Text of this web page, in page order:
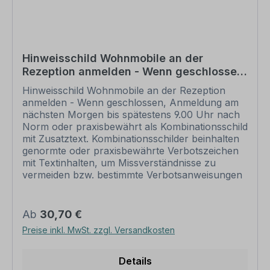
Firmenparkplätze u.a.
Unsere Parkplatzschilder und Halteverbotshinweise sind
in zahlreichen Varianten erhältlich und können auch in
einer reflektierenden Ausführung bezogen werden. Sie
wünschen diese Schilder in einer Variante, die wir nicht
führen, oder in einer anderen Größe? Fragen Sie uns. Wir
fertigen Halteverbotsschilder und Parkplatzschilder in
allen Ausführungen und Größen. Gerne unterbreiten wir
Bitte beachten Sie
, dass unsere Halteverbotsschilder
eingesetzt werden können, nicht im öffentlichen
Hinweisschild Wohnmobile an der
Rezeption anmelden - Wenn geschlossen,
Anmeldung am nächsten Morgen bis
spätestens 9.00 Uhr
Hinweisschild Wohnmobile an der Rezeption
anmelden - Wenn geschlossen, Anmeldung am
nächsten Morgen bis spätestens 9.00 Uhr nach
Norm oder praxisbewährt als Kombinationsschild
mit Zusatztext. Kombinationsschilder beinhalten
genormte oder praxisbewährte Verbotszeichen
mit Textinhalten, um Missverständnisse zu
vermeiden bzw. bestimmte Verbotsanweisungen
einem Kombinationsschild, dem richtigen
Verbotszeichen und einem aussagekräftigen Text
beugen Sie jeglicher Fehlinterpretation des
Hinweisschildes Wohnmobile an der Rezeption
Regulärer Preis:
Ab 30,70 €
Preise inkl. MwSt. zzgl. Versandkosten
Details